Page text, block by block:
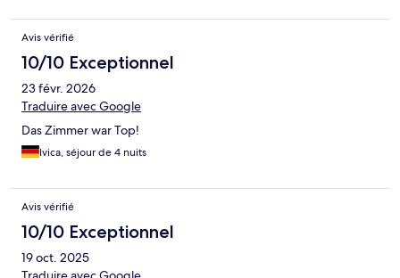
Avis vérifié
10/10 Exceptionnel
23 févr. 2026
Traduire avec Google
Das Zimmer war Top!
Ivica, séjour de 4 nuits
Avis vérifié
10/10 Exceptionnel
19 oct. 2025